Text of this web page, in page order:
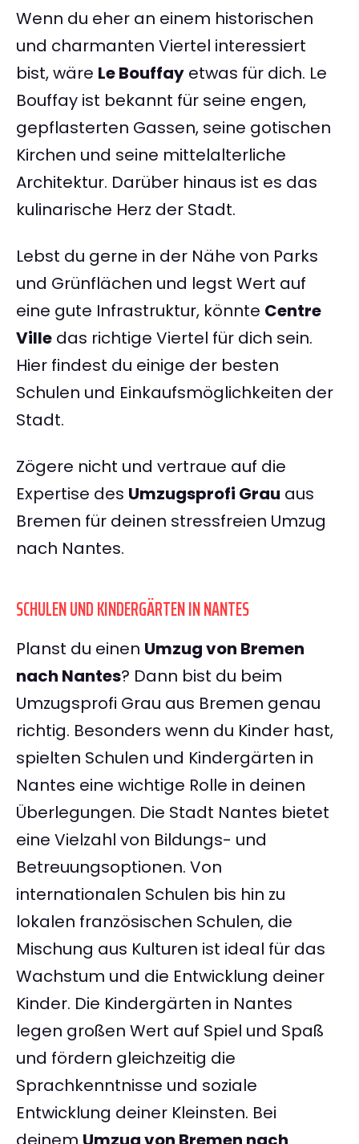
Wenn du eher an einem historischen
und charmanten Viertel interessiert
bist, wäre Le Bouffay etwas für dich. Le
Bouffay ist bekannt für seine engen,
gepflasterten Gassen, seine gotischen
Kirchen und seine mittelalterliche
Architektur. Darüber hinaus ist es das
kulinarische Herz der Stadt.
Lebst du gerne in der Nähe von Parks
und Grünflächen und legst Wert auf
eine gute Infrastruktur, könnte Centre
Ville das richtige Viertel für dich sein.
Hier findest du einige der besten
Schulen und Einkaufsmöglichkeiten der
Stadt.
Zögere nicht und vertraue auf die
Expertise des Umzugsprofi Grau aus
Bremen für deinen stressfreien Umzug
nach Nantes.
SCHULEN UND KINDERGÄRTEN IN NANTES
Planst du einen Umzug von Bremen
nach Nantes? Dann bist du beim
Umzugsprofi Grau aus Bremen genau
richtig. Besonders wenn du Kinder hast,
spielten Schulen und Kindergärten in
Nantes eine wichtige Rolle in deinen
Überlegungen. Die Stadt Nantes bietet
eine Vielzahl von Bildungs- und
Betreuungsoptionen. Von
internationalen Schulen bis hin zu
lokalen französischen Schulen, die
Mischung aus Kulturen ist ideal für das
Wachstum und die Entwicklung deiner
Kinder. Die Kindergärten in Nantes
legen großen Wert auf Spiel und Spaß
und fördern gleichzeitig die
Sprachkenntnisse und soziale
Entwicklung deiner Kleinsten. Bei